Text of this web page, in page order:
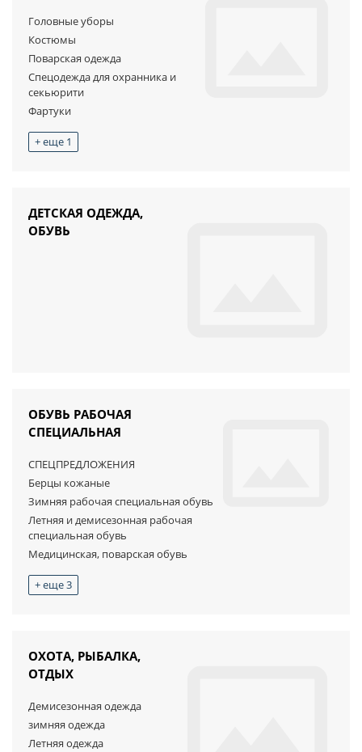
Головные уборы
Костюмы
Поварская одежда
Спецодежда для охранника и
секьюрити
Фартуки
+ еще 1
ДЕТСКАЯ ОДЕЖДА,
ОБУВЬ
ОБУВЬ РАБОЧАЯ
СПЕЦИАЛЬНАЯ
СПЕЦПРЕДЛОЖЕНИЯ
Берцы кожаные
Зимняя рабочая специальная обувь
Летняя и демисезонная рабочая
специальная обувь
Медицинская, поварская обувь
+ еще 3
ОХОТА, РЫБАЛКА,
ОТДЫХ
Демисезонная одежда
зимняя одежда
Летняя одежда